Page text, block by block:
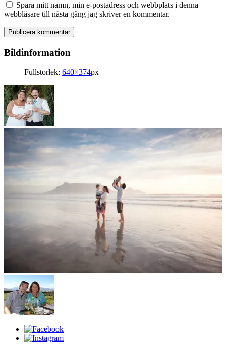
Spara mitt namn, min e-postadress och webbplats i denna
webbläsare till nästa gång jag skriver en kommentar.
Bildinformation
Fullstorlek: 640×374px